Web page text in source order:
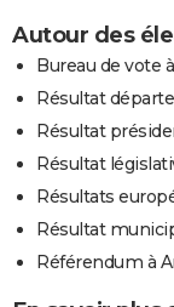
Autour des
Bureau de vote
Résultat
Résultat
Résultat
Résultats
Résultat
Référendum à